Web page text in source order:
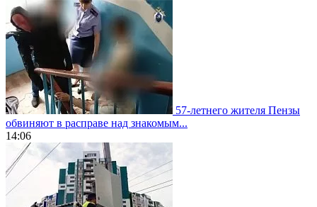
57-летнего жителя Пензы
обвиняют в расправе над знакомым...
14:06